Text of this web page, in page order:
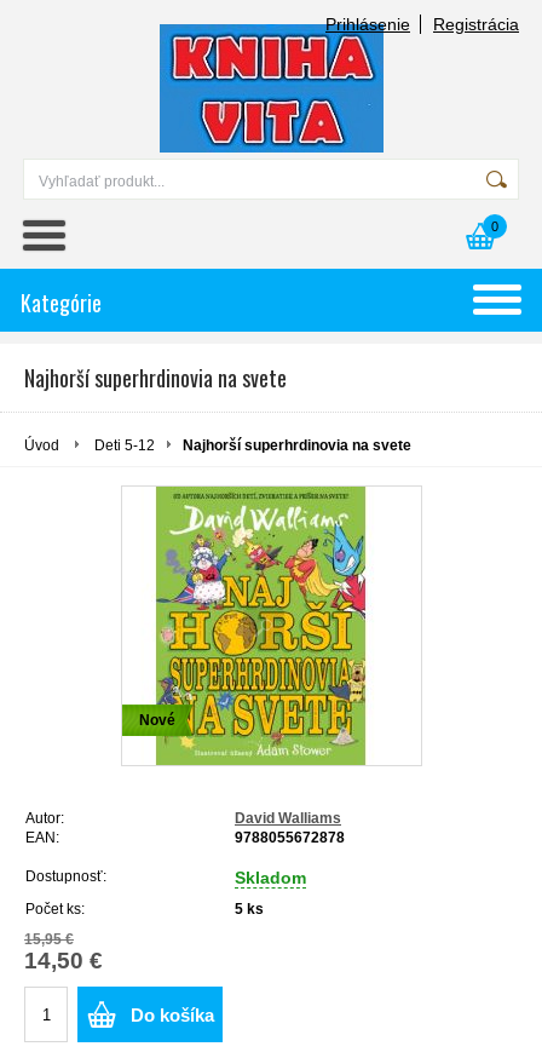
Prihlásenie Registrácia
0
Kategórie
Najhorší superhrdinovia na svete
Úvod Deti 5-12 Najhorší superhrdinovia na svete
Nové
Autor:
David Walliams
EAN:
9788055672878
Dostupnosť: Skladom
Počet ks: 5 ks
15,95 €
14,50 €
Do košíka